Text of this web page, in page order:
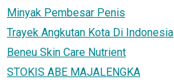
Minyak Pembesar Penis
Trayek Angkutan Kota Di Indonesia
Beneu Skin Care Nutrient
STOKIS ABE MAJALENGKA